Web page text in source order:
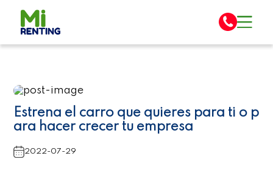
Estrena el carro que quieres para ti o p
ara hacer crecer tu empresa
2022-07-29